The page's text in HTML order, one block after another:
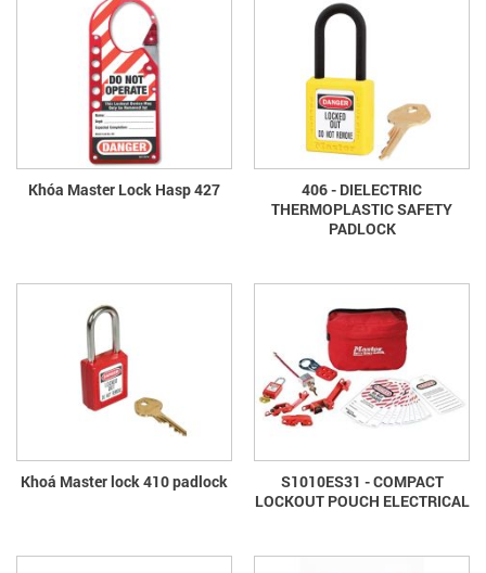
Khóa Master Lock Hasp 427
406 - DIELECTRIC
THERMOPLASTIC SAFETY
PADLOCK
Khoá Master lock 410 padlock
S1010ES31 - COMPACT
LOCKOUT POUCH ELECTRICAL